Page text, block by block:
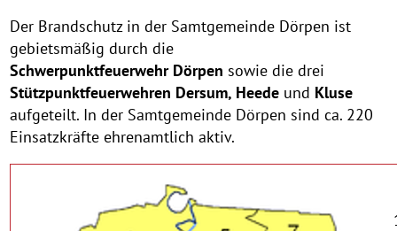
Der Brandschutz in der Samtgemeinde Dörpen ist
gebietsmäßig durch die
Schwerpunktfeuerwehr Dörpen sowie die drei
Stützpunktfeuerwehren Dersum, Heede und Kluse
aufgeteilt. In der Samtgemeinde Dörpen sind ca. 220
Einsatzkräfte ehrenamtlich aktiv.